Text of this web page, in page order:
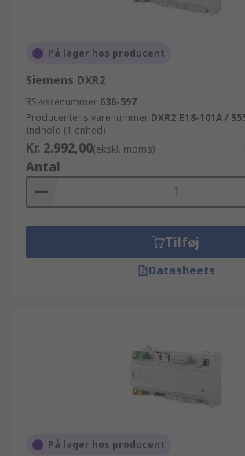
På lager hos producent
Siemens DXR2
RS-varenummer 636-597
Producentens varenummer DXR2.E18-101A /
Indhold (1 enhed)
Kr. 2.992,00(ekskl. moms)
Antal
Tilføj
Datasheets
På lager hos producent